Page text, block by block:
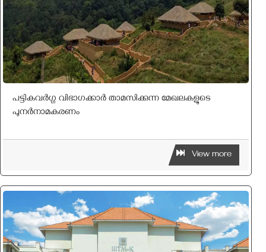
പട്ടികവർഗ്ഗ വിഭാഗക്കാർ താമസിക്കുന്ന മേഖലകളുടെ
പുനർനാമകരണം
View more